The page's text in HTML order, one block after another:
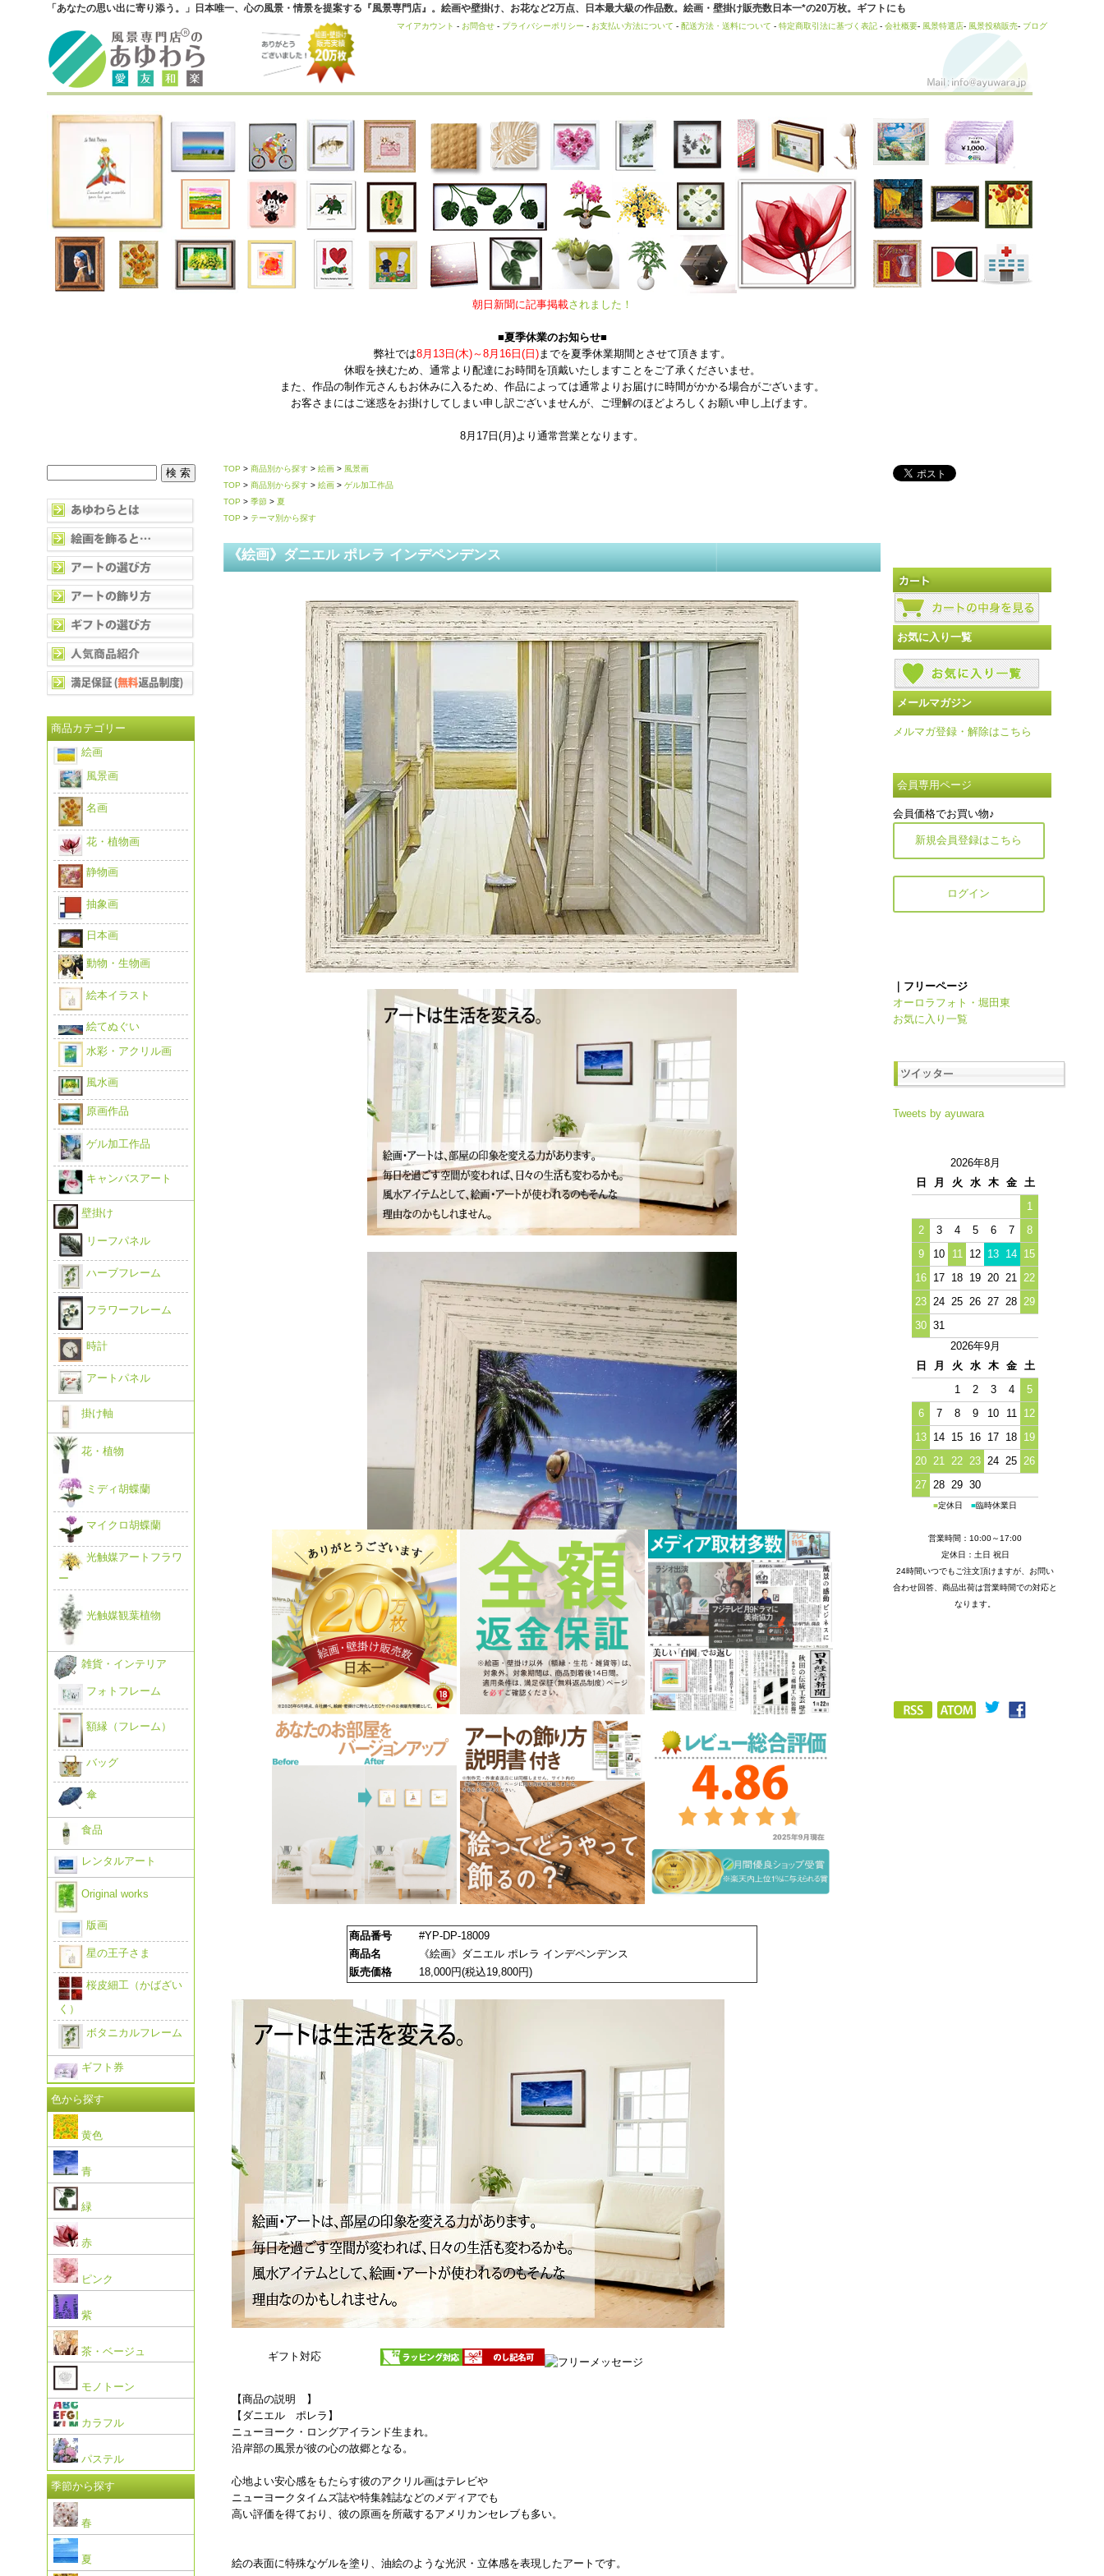
「あなたの思い出に寄り添う。」日本唯一、心の風景・情景を提案する『風景専門店』。絵画や壁掛け、お花など2万点、日本最大級の作品数。絵画・壁掛け販売数日本一*の20万枚。ギフトにも
マイアカウント - お問合せ - プライバシーポリシー - お支払い方法について - 配送方法・送料について - 特定商取引法に基づく表記 - 会社概要- 風景特選店- 風景投稿販売- ブログ
朝日新聞に記事掲載されました！
■夏季休業のお知らせ■
弊社では8月13日(木)～8月16日(日)までを夏季休業期間とさせて頂きます。
休暇を挟むため、通常より配達にお時間を頂戴いたしますことをご了承くださいませ。
また、作品の制作元さんもお休みに入るため、作品によっては通常よりお届けに時間がかかる場合がございます。
お客さまにはご迷惑をお掛けしてしまい申し訳ございませんが、ご理解のほどよろしくお願い申し上げます。
8月17日(月)より通常営業となります。
TOP > 商品別から探す > 絵画 > 風景画
TOP > 商品別から探す > 絵画 > ゲル加工作品
TOP > 季節 > 夏
TOP > テーマ別から探す
《絵画》ダニエル ポレラ インデペンデンス
商品番号
#YP-DP-18009
商品名
《絵画》ダニエル ポレラ インデペンデンス
販売価格
18,000円(税込19,800円)
ギフト対応
【商品の説明 】
【ダニエル ポレラ】
ニューヨーク・ロングアイランド生まれ。
沿岸部の風景が彼の心の故郷となる。
心地よい安心感をもたらす彼のアクリル画はテレビや
ニューヨークタイムズ誌や特集雑誌などのメディアでも
高い評価を得ており、彼の原画を所蔵するアメリカンセレブも多い。
絵の表面に特殊なゲルを塗り、油絵のような光沢・立体感を表現したアートです。
商品カテゴリー
絵画
風景画
名画
花・植物画
静物画
抽象画
日本画
動物・生物画
絵本イラスト
絵てぬぐい
水彩・アクリル画
風水画
原画作品
ゲル加工作品
キャンバスアート
壁掛け
リーフパネル
ハーブフレーム
フラワーフレーム
時計
アートパネル
掛け軸
花・植物
ミディ胡蝶蘭
マイクロ胡蝶蘭
光触媒アートフラワ
ー
光触媒観葉植物
雑貨・インテリア
フォトフレーム
額縁（フレーム）
バッグ
傘
食品
レンタルアート
Original works
版画
星の王子さま
桜皮細工（かばざい
く）
ボタニカルフレーム
ギフト券
色から探す
黄色
青
緑
赤
ピンク
紫
茶・ベージュ
モノトーン
カラフル
パステル
季節から探す
春
夏
お気に入り一覧
メールマガジン
メルマガ登録・解除はこちら
会員専用ページ
会員価格でお買い物♪
新規会員登録はこちら
ログイン
｜フリーページ
オーロラフォト・堀田東
お気に入り一覧
Tweets by ayuwara
2026年8月
日
月 火 水 木 金
土
1
2
3 4 5 6 7
8
9
10 11 12 13 14 15
16 17 18 19 20 21
22
23 24 25 26 27 28 29
30 31
2026年9月
日
月 火 水 木 金
土
1
2 3 4
5
6
7 8 9 10 11
12
13 14 15 16 17 18 19
20 21 22 23 24 25 26
27 28 29 30
■定休日 ■臨時休業日
営業時間：10:00～17:00
定休日：土日 祝日
24時間いつでもご注文頂けますが、お問い
合わせ回答、商品出荷は営業時間での対応と
なります。